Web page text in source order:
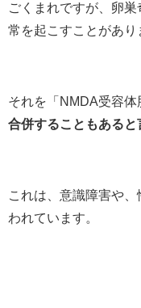
ごくまれですが、卵
常を起こすことがあり
それを「NMDA受容
合併することもあると
これは、意識障害や
われています。